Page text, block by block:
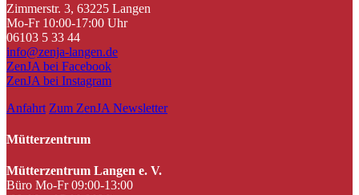
Zimmerstr. 3, 63225 Langen
Mo-Fr 10:00-17:00 Uhr
06103 5 33 44
info@zenja-langen.de
ZenJA bei Facebook
ZenJA bei Instagram
Anfahrt Zum ZenJA Newsletter
Mütterzentrum
Mütterzentrum Langen e. V.
Büro Mo-Fr 09:00-13:00